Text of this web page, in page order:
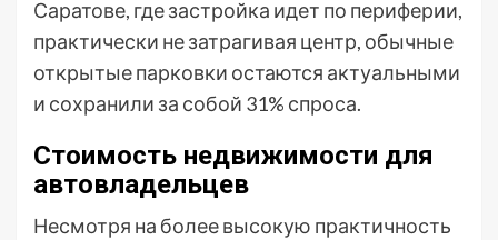
Саратове, где застройка идет по периферии,
практически не затрагивая центр, обычные
открытые парковки остаются актуальными
и сохранили за собой 31% спроса.
Стоимость недвижимости для
автовладельцев
Несмотря на более высокую практичность